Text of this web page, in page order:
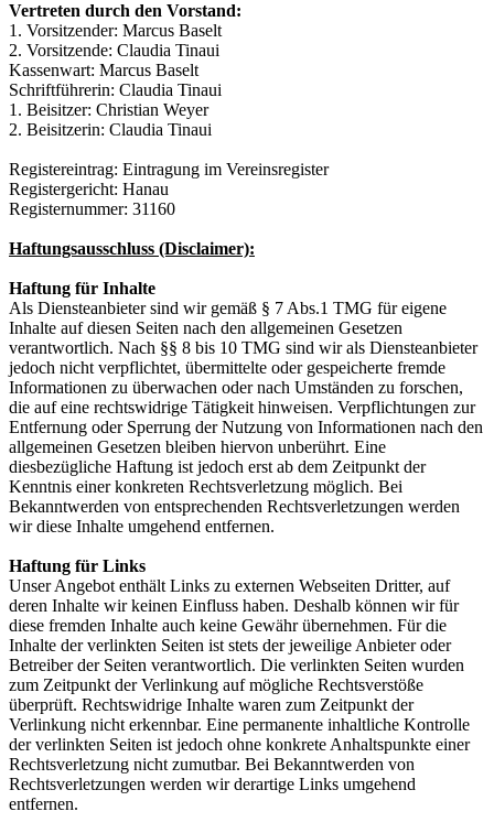
Vertreten durch den Vorstand:
1. Vorsitzender: Marcus Baselt
2. Vorsitzende: Claudia Tinaui
Kassenwart: Marcus Baselt
Schriftführerin: Claudia Tinaui
1. Beisitzer: Christian Weyer
2. Beisitzerin: Claudia Tinaui
Registereintrag: Eintragung im Vereinsregister
Registergericht: Hanau
Registernummer: 31160
Haftungsausschluss (Disclaimer):
Haftung für Inhalte
Als Diensteanbieter sind wir gemäß § 7 Abs.1 TMG für eigene
Inhalte auf diesen Seiten nach den allgemeinen Gesetzen
verantwortlich. Nach §§ 8 bis 10 TMG sind wir als Diensteanbieter
jedoch nicht verpflichtet, übermittelte oder gespeicherte fremde
Informationen zu überwachen oder nach Umständen zu forschen,
die auf eine rechtswidrige Tätigkeit hinweisen. Verpflichtungen zur
Entfernung oder Sperrung der Nutzung von Informationen nach den
allgemeinen Gesetzen bleiben hiervon unberührt. Eine
diesbezügliche Haftung ist jedoch erst ab dem Zeitpunkt der
Kenntnis einer konkreten Rechtsverletzung möglich. Bei
Bekanntwerden von entsprechenden Rechtsverletzungen werden
wir diese Inhalte umgehend entfernen.
Haftung für Links
Unser Angebot enthält Links zu externen Webseiten Dritter, auf
deren Inhalte wir keinen Einfluss haben. Deshalb können wir für
diese fremden Inhalte auch keine Gewähr übernehmen. Für die
Inhalte der verlinkten Seiten ist stets der jeweilige Anbieter oder
Betreiber der Seiten verantwortlich. Die verlinkten Seiten wurden
zum Zeitpunkt der Verlinkung auf mögliche Rechtsverstöße
überprüft. Rechtswidrige Inhalte waren zum Zeitpunkt der
Verlinkung nicht erkennbar. Eine permanente inhaltliche Kontrolle
der verlinkten Seiten ist jedoch ohne konkrete Anhaltspunkte einer
Rechtsverletzung nicht zumutbar. Bei Bekanntwerden von
Rechtsverletzungen werden wir derartige Links umgehend
entfernen.